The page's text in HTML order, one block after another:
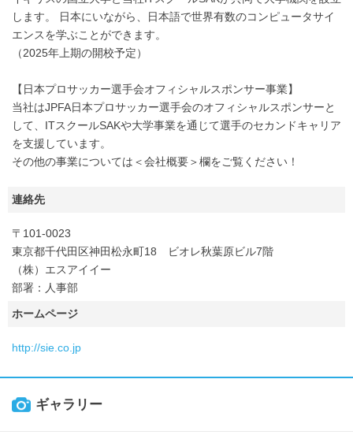
します。 日本にいながら、日本語で世界有数のコンピュータサイ
エンスを学ぶことができます。
（2025年上期の開校予定）
【日本プロサッカー選手会オフィシャルスポンサー事業】
当社はJPFA日本プロサッカー選手会のオフィシャルスポンサーと
して、ITスクールSAKや大学事業を通じて選手のセカンドキャリア
を支援しています。
その他の事業については＜会社概要＞欄をご覧ください！
連絡先
〒101-0023
東京都千代田区神田松永町18 ビオレ秋葉原ビル7階
（株）エスアイイー
部署：人事部
ホームページ
http://sie.co.jp
ギャラリー